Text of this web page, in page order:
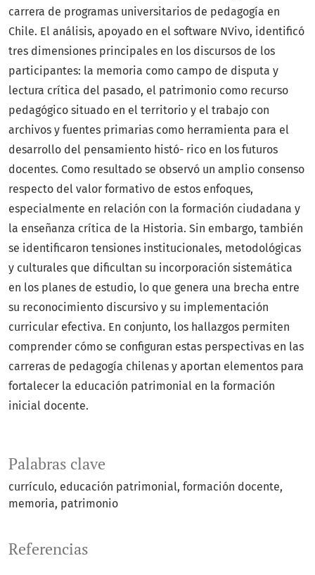
Palabras clave
currículo educación patrimonial formación docente
memoria patrimonio
carrera de programas universitarios de pedagogía en
Chile. El análisis, apoyado en el software NVivo, identificó
tres dimensiones principales en los discursos de los
participantes: la memoria como campo de disputa y
lectura crítica del pasado, el patrimonio como recurso
pedagógico situado en el territorio y el trabajo con
archivos y fuentes primarias como herramienta para el
desarrollo del pensamiento histó- rico en los futuros
docentes. Como resultado se observó un amplio consenso
respecto del valor formativo de estos enfoques,
especialmente en relación con la formación ciudadana y
la enseñanza crítica de la Historia. Sin embargo, también
se identificaron tensiones institucionales, metodológicas
y culturales que dificultan su incorporación sistemática
en los planes de estudio, lo que genera una brecha entre
su reconocimiento discursivo y su implementación
curricular efectiva. En conjunto, los hallazgos permiten
comprender cómo se configuran estas perspectivas en las
carreras de pedagogía chilenas y aportan elementos para
fortalecer la educación patrimonial en la formación
inicial docente.
Referencias